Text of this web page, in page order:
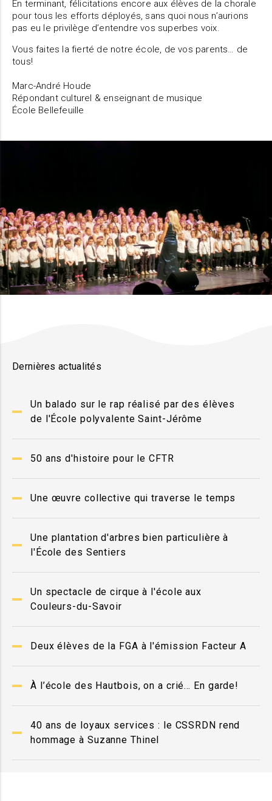
Dernières actualités
Un balado sur le rap réalisé par des élèves
de l'École polyvalente Saint-Jérôme
50 ans d'histoire pour le CFTR
Une œuvre collective qui traverse le temps
Une plantation d'arbres bien particulière à
l'École des Sentiers
Un spectacle de cirque à l'école aux
Couleurs-du-Savoir
Deux élèves de la FGA à l'émission Facteur A
À l’école des Hautbois, on a crié… En garde!
40 ans de loyaux services : le CSSRDN rend
hommage à Suzanne Thinel
En terminant, félicitations encore aux élèves de la chorale
pour tous les efforts déployés, sans quoi nous n’aurions
pas eu le privilège d’entendre vos superbes voix.
Vous faites la fierté de notre école, de vos parents… de
tous!
Marc-André Houde
Répondant culturel & enseignant de musique
École Bellefeuille